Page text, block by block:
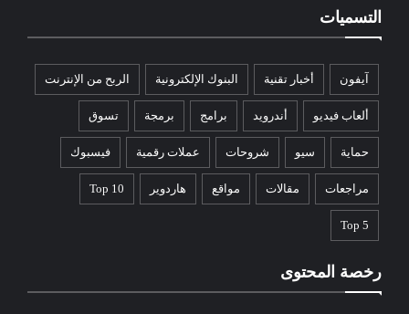
التسميات
آيفون أخبار تقنية البنوك الإلكترونية الربح من الإنترنت
ألعاب فيديو أندرويد برامج برمجة تسوق
حماية سيو شروحات عملات رقمية فيسبوك
مراجعات مقالات مواقع هاردوير Top 10
Top 5
رخصة المحتوى